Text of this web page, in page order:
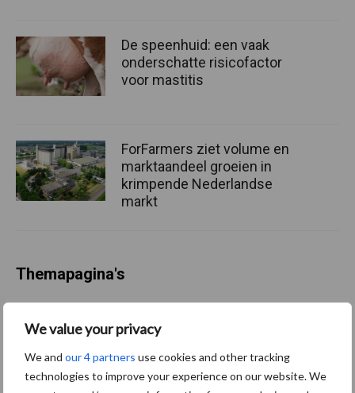
We value your privacy
We and our 4 partners use cookies and other tracking
technologies to improve your experience on our website. We
De speenhuid: een vaak
onderschatte risicofactor
voor mastitis
ForFarmers ziet volume en
marktaandeel groeien in
krimpende Nederlandse
markt
Themapagina's
Diergezondheid